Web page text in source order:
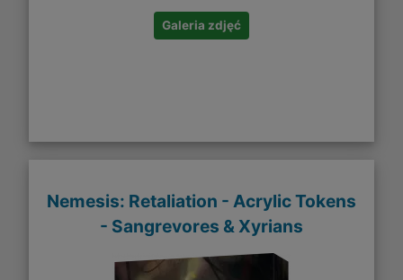
Galeria zdjęć
Nemesis: Retaliation - Acrylic Tokens
- Sangrevores & Xyrians